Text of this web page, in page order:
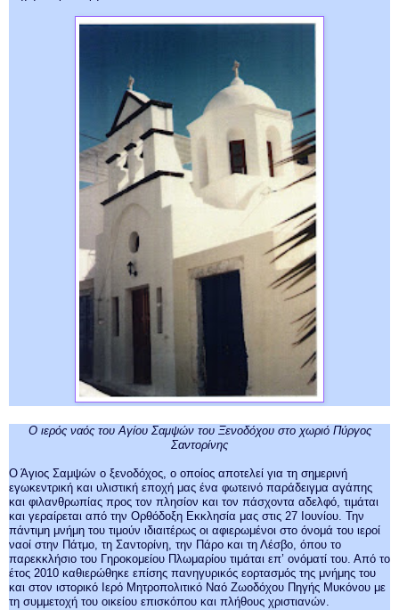
Ο ιερός ναός του Αγίου Σαμψών του Ξενοδόχου στο χωριό Πύργος
Σαντορίνης
Ο Άγιος Σαμψών ο ξενοδόχος, ο οποίος αποτελεί για τη σημερινή
εγωκεντρική και υλιστική εποχή μας ένα φωτεινό παράδειγμα αγάπης
και φιλανθρωπίας προς τον πλησίον και τον πάσχοντα αδελφό, τιμάται
και γεραίρεται από την Ορθόδοξη Εκκλησία μας στις 27 Ιουνίου. Την
πάντιμη μνήμη του τιμούν ιδιαιτέρως οι αφιερωμένοι στο όνομά του ιεροί
ναοί στην Πάτμο, τη Σαντορίνη, την Πάρο και τη Λέσβο, όπου το
παρεκκλήσιο του Γηροκομείου Πλωμαρίου τιμάται επ’ ονόματί του. Από το
έτος 2010 καθιερώθηκε επίσης πανηγυρικός εορτασμός της μνήμης του
και στον ιστορικό Ιερό Μητροπολιτικό Ναό Ζωοδόχου Πηγής Μυκόνου με
τη συμμετοχή του οικείου επισκόπου και πλήθους χριστιανών.